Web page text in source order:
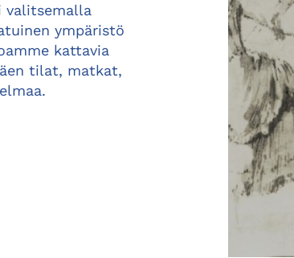
valitsemalla
ympäristö
kattavia
tilat, matkat,